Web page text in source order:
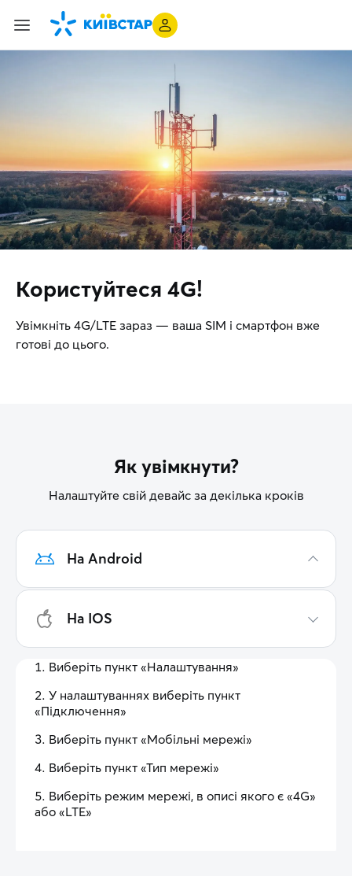
Користуйтеся 4G!
Увімкніть 4G/LTE зараз — ваша SIM і смартфон вже
готові до цього.
Як увімкнути?
Налаштуйте свій девайс за декілька кроків
На Android
На IOS
Виберіть пункт «Налаштування»
У налаштуваннях виберіть пункт
«Підключення»
Виберіть пункт «Мобільні мережі»
Виберіть пункт «Тип мережі»
Виберіть режим мережі, в описі якого є «4G»
або «LTE»